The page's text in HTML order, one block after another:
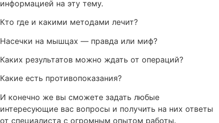
информацией на эту тему.
Кто где и какими методами лечит?
Насечки на мышцах — правда или миф?
Каких результатов можно ждать от операций?
Какие есть противопоказания?
И конечно же вы сможете задать любые
интересующие вас вопросы и получить на них ответы
от специалиста с огромным опытом работы.